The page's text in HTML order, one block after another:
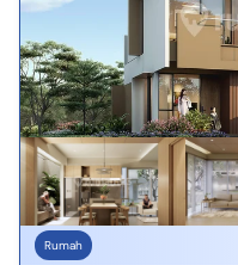
Rumah